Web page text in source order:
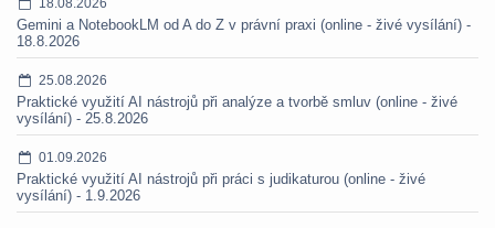
Gemini a NotebookLM od A do Z v právní praxi (online - živé vysílání) -
18.8.2026
25.08.2026
Praktické využití AI nástrojů při analýze a tvorbě smluv (online - živé
vysílání) - 25.8.2026
01.09.2026
Praktické využití AI nástrojů při práci s judikaturou (online - živé
vysílání) - 1.9.2026